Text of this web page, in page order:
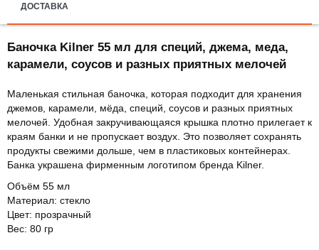
ДОСТАВКА
Баночка Kilner 55 мл для специй, джема, меда,
карамели, соусов и разных приятных мелочей
Маленькая стильная баночка, которая подходит для хранения
джемов, карамели, мёда, специй, соусов и разных приятных
мелочей. Удобная закручивающаяся крышка плотно прилегает к
краям банки и не пропускает воздух. Это позволяет сохранять
продукты свежими дольше, чем в пластиковых контейнерах.
Банка украшена фирменным логотипом бренда Kilner.
Объём 55 мл
Материал: стекло
Цвет: прозрачный
Вес: 80 гр